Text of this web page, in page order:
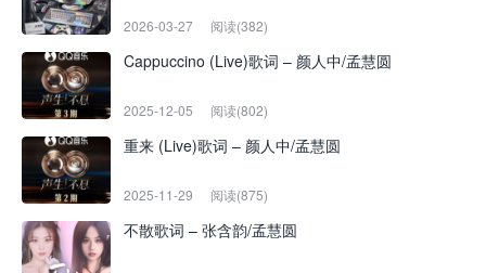
2026-03-27 阅读(382)
Cappuccino (Live)歌词 – 颜人中/孟慧圆
2025-12-05 阅读(802)
重来 (Live)歌词 – 颜人中/孟慧圆
2025-11-29 阅读(875)
不散歌词 – 张含韵/孟慧圆